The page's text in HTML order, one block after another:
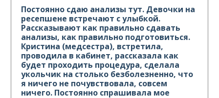
Постоянно сдаю анализы тут. Девочки на
ресепшене встречают с улыбкой.
Рассказывают как правильно сдавать
анализы, как правильно подготовиться.
Кристина (медсестра), встретила,
проводила в кабинет, рассказала как
будет проходить процедура, сделала
укольчик на столько безболезненно, что
я ничего не почувствовала, совсем
ничего. Постоянно спрашивала мое